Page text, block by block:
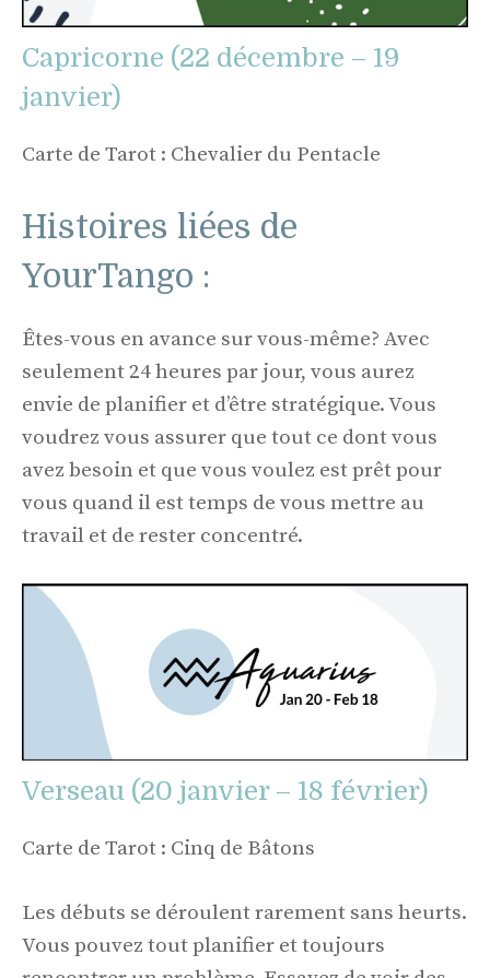
Capricorne (22 décembre – 19
janvier)
Carte de Tarot : Chevalier du Pentacle
Histoires liées de
YourTango :
Êtes-vous en avance sur vous-même? Avec
seulement 24 heures par jour, vous aurez
envie de planifier et d’être stratégique. Vous
voudrez vous assurer que tout ce dont vous
avez besoin et que vous voulez est prêt pour
vous quand il est temps de vous mettre au
travail et de rester concentré.
Verseau (20 janvier – 18 février)
Carte de Tarot : Cinq de Bâtons
Les débuts se déroulent rarement sans heurts.
Vous pouvez tout planifier et toujours